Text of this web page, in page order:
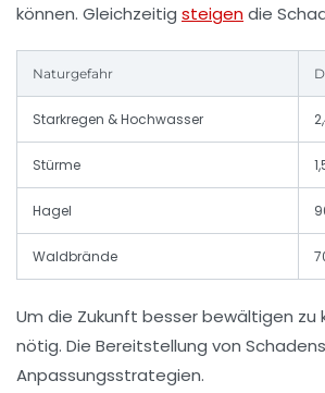
können. Gleichzeitig steigendie
Naturgefahr
Starkregen & Hochwasser
Stürme
Hagel
Waldbrände
Um die Zukunft besser bewältigen zu
nötig. Die Bereitstellung von
Anpassungsstrategien.